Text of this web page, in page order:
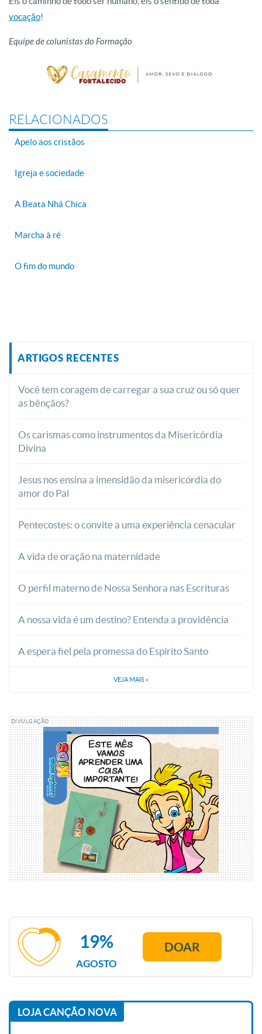
vocação!
Equipe de colunistas do Formação
RELACIONADOS
Apelo aos cristãos
Igreja e sociedade
A Beata Nhá Chica
Marcha à ré
O fim do mundo
ARTIGOS RECENTES
Você tem coragem de carregar a sua cruz ou só quer
as bênçãos?
Os carismas como instrumentos da Misericórdia
Divina
Jesus nos ensina a imensidão da misericórdia do
amor do Pai
Pentecostes: o convite a uma experiência cenacular
A vida de oração na maternidade
O perfil materno de Nossa Senhora nas Escrituras
A nossa vida é um destino? Entenda a providência
A espera fiel pela promessa do Espírito Santo
VEJA MAIS »
DIVULGAÇÃO
AGOSTO
19% DOAR
LOJA CANÇÃO NOVA